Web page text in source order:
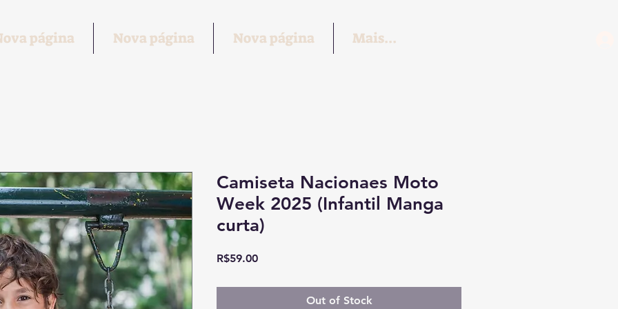
página Nova página Nova página Mais...
Camiseta Nacionaes Moto
Week 2025 (Infantil Manga
curta)
R$59.00Price
Out of Stock